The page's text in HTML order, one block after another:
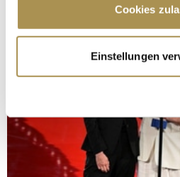
Trigger Symbol ändern oder
Informationen über Ihre
erfassen, welche bis auf
bestimmten Merkmalen
Erfahren Sie mehr darüber, wie
verarbeitet werden, und legen
Cookies
Einstellungen